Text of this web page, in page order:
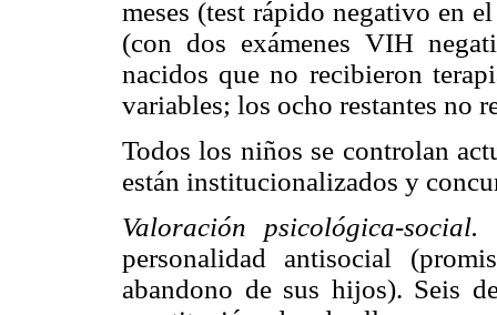
meses (test rápido negativo en
(con dos exámenes VIH
nacidos que no recibieron
variables; los ocho restantes no
Todos los niños se controlan
están institucionalizados y
Valoración psicológica-social.
personalidad antisocial
abandono de sus hijos). Seis